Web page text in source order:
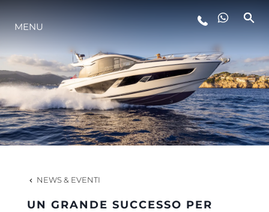
LIFESTYLE
INNOVAZIONE
L'AZIENDA
MENU
NEWS & EVENTI
UN GRANDE SUCCESSO PER